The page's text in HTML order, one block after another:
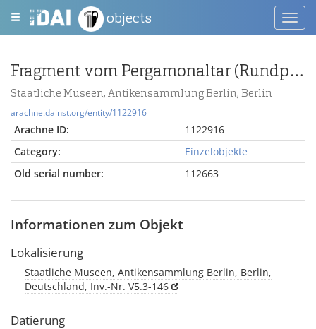
objects
Fragment vom Pergamonaltar (Rundplastik oder Relief); Berlin:Relief / Statue (?), Gewandstück
Staatliche Museen, Antikensammlung Berlin, Berlin
arachne.dainst.org/entity/1122916
Arachne ID:
1122916
Category:
Einzelobjekte
Old serial number:
112663
Informationen zum Objekt
Lokalisierung
Staatliche Museen, Antikensammlung Berlin, Berlin,
Deutschland, Inv.-Nr. V5.3-146
Datierung